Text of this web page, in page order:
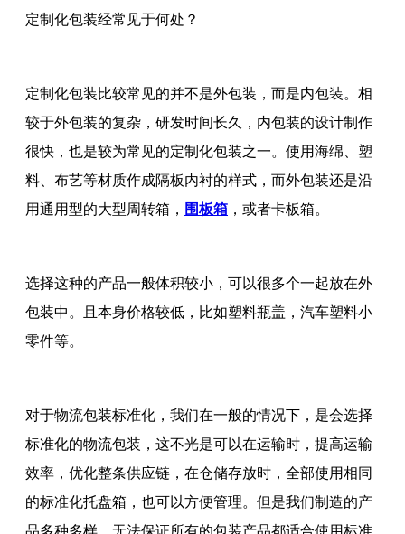
定制化包装经常见于何处？
定制化包装比较常见的并不是外包装，而是内包装。相
较于外包装的复杂，研发时间长久，内包装的设计制作
很快，也是较为常见的定制化包装之一。使用海绵、塑
料、布艺等材质作成隔板内衬的样式，而外包装还是沿
用通用型的大型周转箱， 围板箱 ，或者卡板箱。
选择这种的产品一般体积较小，可以很多个一起放在外
包装中。且本身价格较低，比如塑料瓶盖，汽车塑料小
零件等。
对于物流包装标准化，我们在一般的情况下，是会选择
标准化的物流包装，这不光是可以在运输时，提高运输
效率，优化整条供应链，在仓储存放时，全部使用相同
的标准化托盘箱，也可以方便管理。但是我们制造的产
品多种多样，无法保证所有的包装产品都适合使用标准